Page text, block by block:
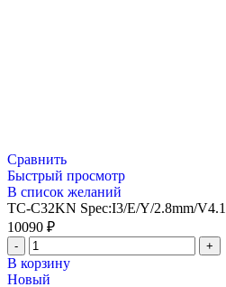
Сравнить
Быстрый просмотр
В список желаний
TC-C32KN Spec:I3/E/Y/2.8mm/V4.1
10090 ₽
В корзину
Новый